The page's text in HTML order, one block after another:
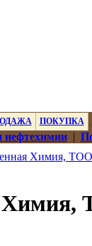
ПОКУПКА
нефтехимии|
Химия, ТОО
Химия,